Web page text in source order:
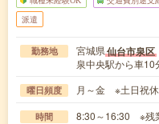
派遣
勤務地 宮城県仙台市泉区
泉中央駅から車10
曜日頻度 月～金 ※土日祝
時間 8:30～16:30 ※残